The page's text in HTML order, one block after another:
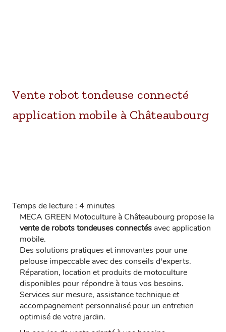
Vente robot tondeuse connecté
application mobile à Châteaubourg
Temps de lecture : 4 minutes
MECA GREEN Motoculture à Châteaubourg propose la
vente de robots tondeuses connectésavec application
mobile.
Des solutions pratiques et innovantes pour une
pelouse impeccable avec des conseils d'experts.
Réparation, location et produits de motoculture
disponibles pour répondre à tous vos besoins.
Services sur mesure, assistance technique et
accompagnement personnalisé pour un entretien
optimisé de votre jardin.